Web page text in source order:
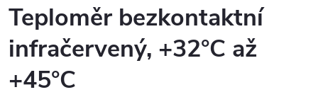
Teploměr bezkontaktní
infračervený, +32°C až
+45°C